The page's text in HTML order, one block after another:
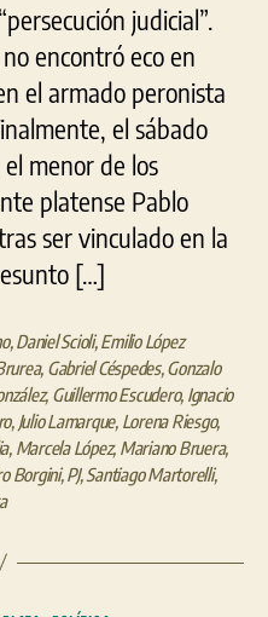
judicial”.
encontró eco en
el armado peronista
el sábado
menor de los
platense Pablo
ser vinculado en la
[…]
,Daniel Scioli,Emilio López
, Gabriel Céspedes,Gonzalo
, Guillermo Escudero, Ignacio
, Julio Lamarque, Lorena Riesgo,
, Marcela López, Mariano Bruera,
Borgini,PJ,Santiago Martorelli,